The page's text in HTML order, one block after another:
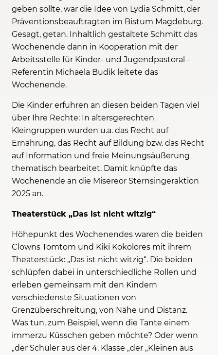
geben sollte, war die Idee von Lydia Schmitt, der
Präventionsbeauftragten im Bistum Magdeburg.
Gesagt, getan. Inhaltlich gestaltete Schmitt das
Wochenende dann in Kooperation mit der
Arbeitsstelle für Kinder- und Jugendpastoral -
Referentin Michaela Budik leitete das
Wochenende.
Die Kinder erfuhren an diesen beiden Tagen viel
über Ihre Rechte: In altersgerechten
Kleingruppen wurden u.a. das Recht auf
Ernährung, das Recht auf Bildung bzw. das Recht
auf Information und freie Meinungsäußerung
thematisch bearbeitet. Damit knüpfte das
Wochenende an die Misereor Sternsingeraktion
2025 an.
Theaterstück „Das ist nicht witzig“
Höhepunkt des Wochenendes waren die beiden
Clowns Tomtom und Kiki Kokolores mit ihrem
Theaterstück: „Das ist nicht witzig“. Die beiden
schlüpfen dabei in unterschiedliche Rollen und
erleben gemeinsam mit den Kindern
verschiedenste Situationen von
Grenzüberschreitung, von Nähe und Distanz.
Was tun, zum Beispiel, wenn die Tante einem
immerzu Küsschen geben möchte? Oder wenn
„der Schüler aus der 4. Klasse „der „Kleinen aus